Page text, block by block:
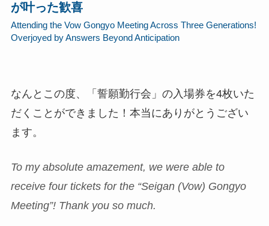
が叶った歓喜
Attending the Vow Gongyo Meeting Across Three Generations!
Overjoyed by Answers Beyond Anticipation
なんとこの度、「誓願勤行会」の入場券を4枚いた
だくことができました！本当にありがとうござい
ます。
To my absolute amazement, we were able to
receive four tickets for the “Seigan (Vow) Gongyo
Meeting”! Thank you so much.